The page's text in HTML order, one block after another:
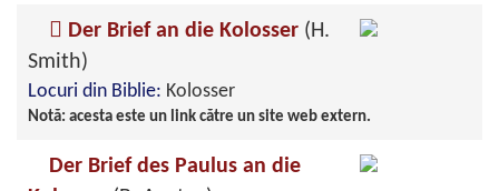
Der Brief an die Kolosser (H.
Smith)
Locuri din Biblie: Kolosser
Notă: acesta este un link către un site web extern.
Der Brief des Paulus an die